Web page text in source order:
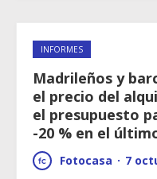
INFORMES
Madrileños y
el precio del
el presupuesto
-20 % en el
Fotocasa · 7